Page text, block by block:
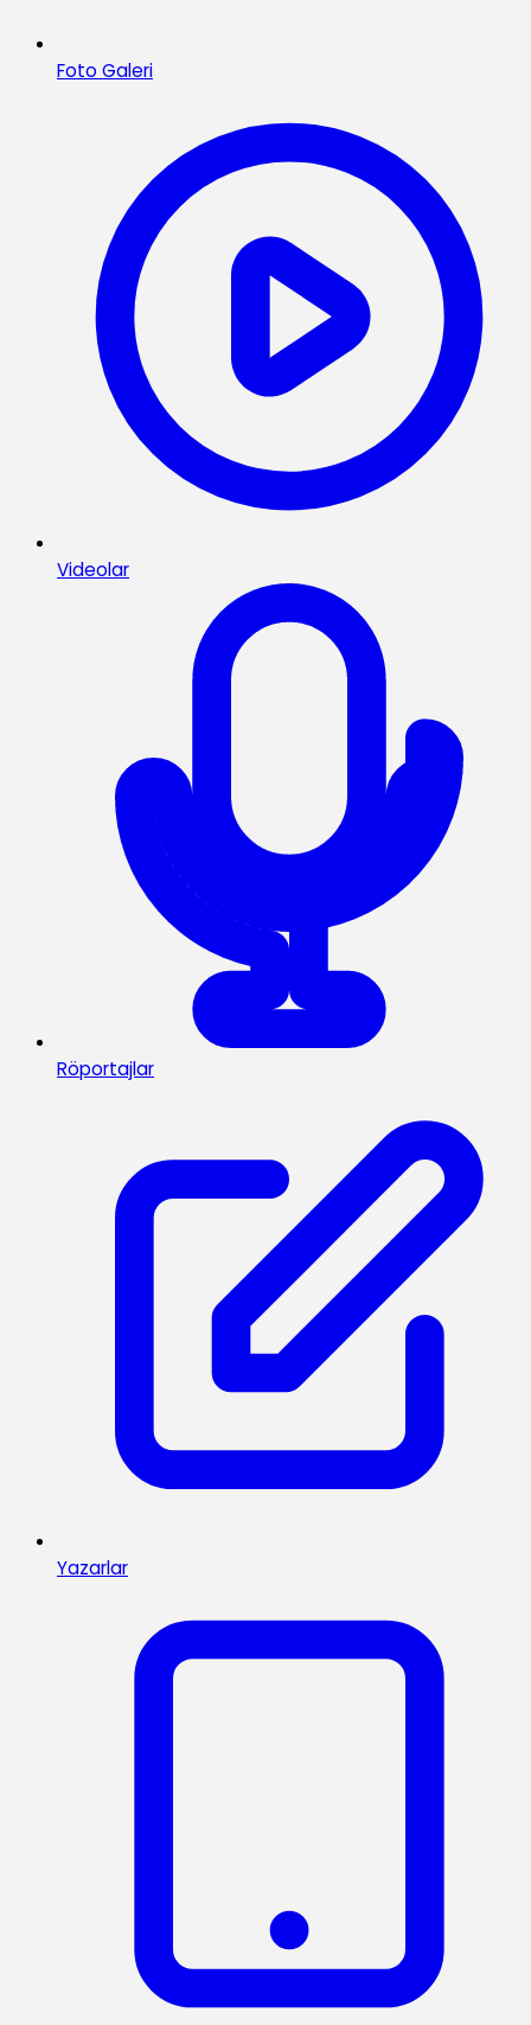
Foto Galeri
Videolar
Röportajlar
Yazarlar